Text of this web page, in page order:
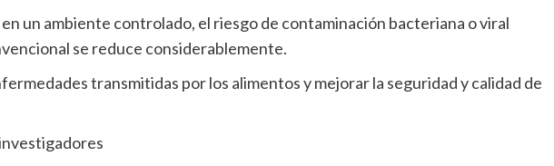
un ambiente controlado, el riesgo de contaminación bacteriana o viral
se reduce considerablemente.
transmitidas por los alimentos y mejorar la seguridad y calidad de